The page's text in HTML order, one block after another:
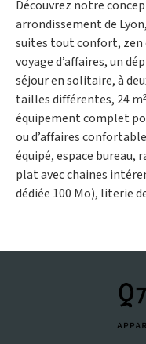
Découvrez notre
arrondissement de
suites tout confort, zen
voyage d’affaires, un
séjour en solitaire, à
tailles différentes, 24
équipement complet
ou d’affaires
équipé, espace
plat avec chaines
dédiée 100 Mo), literie